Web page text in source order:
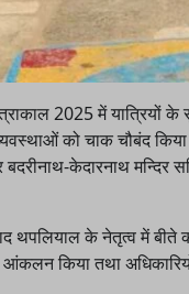
2025 में
को चाक चौबंद
केदारनाथ
थपलियाल के नेतृत्व में
किया तथा